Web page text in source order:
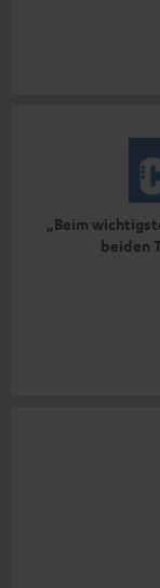
„Beim
beiden